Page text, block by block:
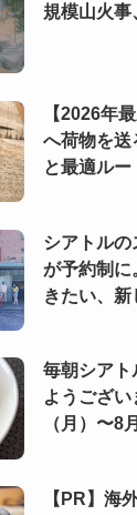
規模山火事
【2026年
へ荷物を送
と最適ルー
シアトル
が予約制に
きたい、
毎朝シアト
ようござい
（月）〜8
【PR】海